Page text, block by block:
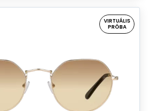
VIRTUÁLIS
PRÓBA